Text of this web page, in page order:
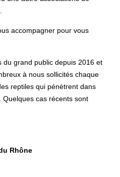
accompagner pour vous
du grand public depuis 2016 et
à nous sollicités chaque
reptiles qui pénètrent dans
cas récents sont
Rhône